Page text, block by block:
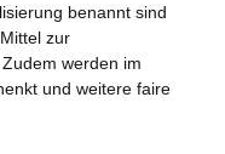
benannt sind
zur
werden im
und weitere faire